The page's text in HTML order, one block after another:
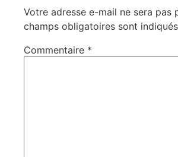
Votre adresse e-mail ne sera pas
champs obligatoires sont
Commentaire *